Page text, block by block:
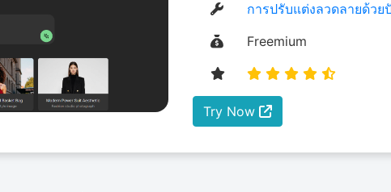
การปรับแต่งลวดลายด้ว
Freemium
Try Now